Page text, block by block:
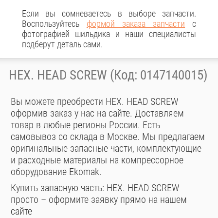
Если вы сомневаетесь в выборе запчасти.
Воспользуйтесь формой заказа запчасти с
фотографией шильдика и наши специалисты
подберут деталь сами.
HEX. HEAD SCREW (Код: 0147140015)
Вы можете преобрести HEX. HEAD SCREW
оформив заказ у нас на сайте. Доставляем
товар в любые регионы России. Есть
самовывоз со склада в Москве. Мы предлагаем
оригинальные запасные части, комплектующие
и расходные материалы на компрессорное
оборудование Ekomak.
Купить запасную часть: HEX. HEAD SCREW
просто – оформите заявку прямо на нашем
сайте